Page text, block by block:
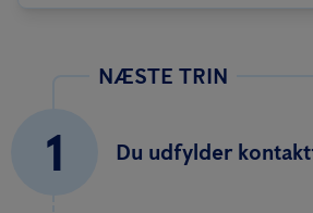
NÆSTE TRIN
1 Du udfylder